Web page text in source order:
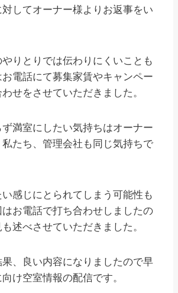
してオーナー様よりお返事をい
りとりでは伝わりにくいことも
電話にて募集家賃やキャンペー
せをさせていただきました。
満室にしたい気持ちはオーナー
たち、管理会社も同じ気持ちで
感じにとられてしまう可能性も
お電話で打ち合わせしましたの
述べさせていただきました。
、良い内容になりましたので早
け空室情報の配信です。